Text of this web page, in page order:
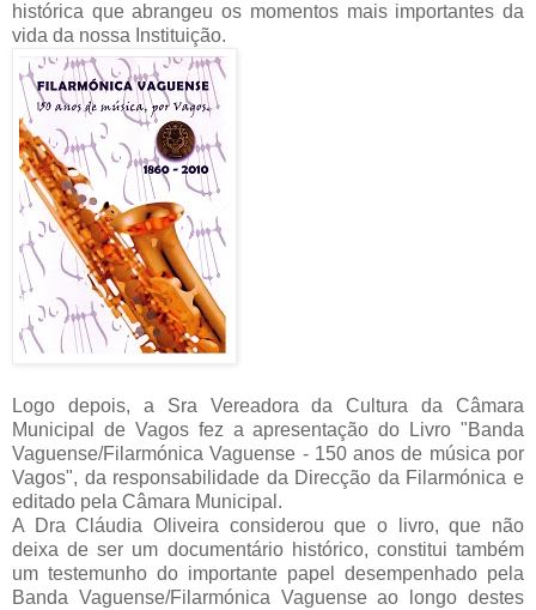
histórica que abrangeu os momentos mais importantes da
vida da nossa Instituição.
Logo depois, a Sra Vereadora da Cultura da Câmara
Municipal de Vagos fez a apresentação do Livro "Banda
Vaguense/Filarmónica Vaguense - 150 anos de música por
Vagos", da responsabilidade da Direcção da Filarmónica e
editado pela Câmara Municipal.
A Dra Cláudia Oliveira considerou que o livro, que não
deixa de ser um documentário histórico, constitui também
um testemunho do importante papel desempenhado pela
Banda Vaguense/Filarmónica Vaguense ao longo destes